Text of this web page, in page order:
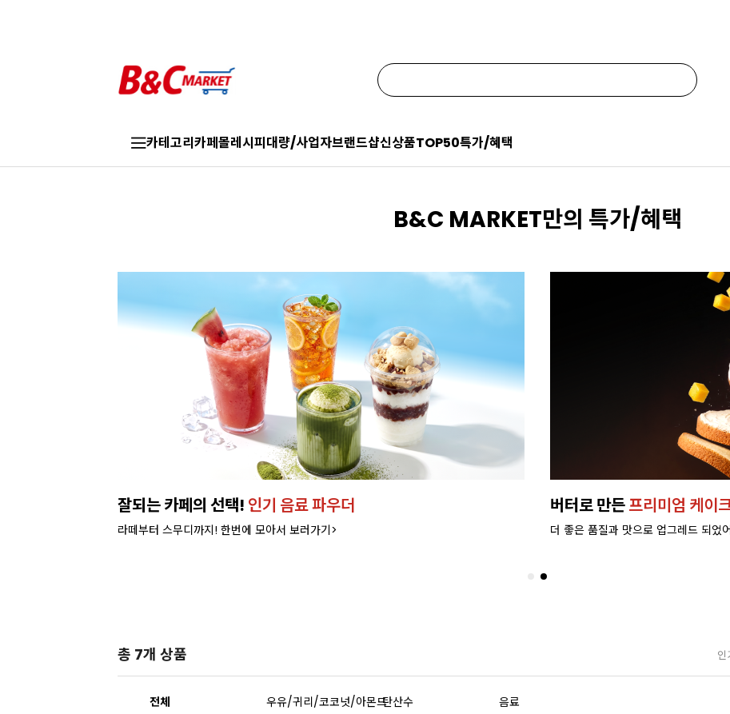
카테고리카페몰레시피대량/사업자브랜드샵신상품TOP50특가/혜택
B&C MARKET만의 특가/혜택
잘되는 카페의 선택! 인기 음료 파우더
라떼부터 스무디까지! 한번에 모아서 보러가기>
버터로 만든프리미엄 케이
더 좋은 품질과 맛으로 업그레드 되었
총 7개 상품 인
전체 우유/귀리/코코넛/아몬드탄산수 음료